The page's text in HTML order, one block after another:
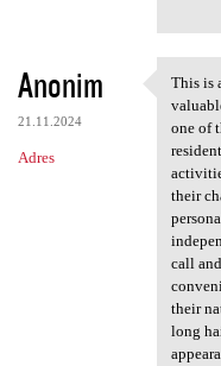
Anonim
21.11.2024
Adres
This is
This is
one of
their
call
their
long